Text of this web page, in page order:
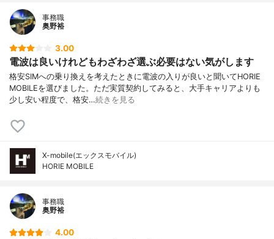
事務職
奥野裕
3.00
電波は良いけれどもわざわざ選ぶ必要はない気がします
格安SIMへの乗り換えを考えたときに電波の入りが良いと聞いてHORIE
MOBILEを選びました。ただ実質契約してみると、大手キャリアよりも
少し安い程度で、格安…続きを見る
X-mobile(エックスモバイル)
HORIE MOBILE
事務職
奥野裕
4.00